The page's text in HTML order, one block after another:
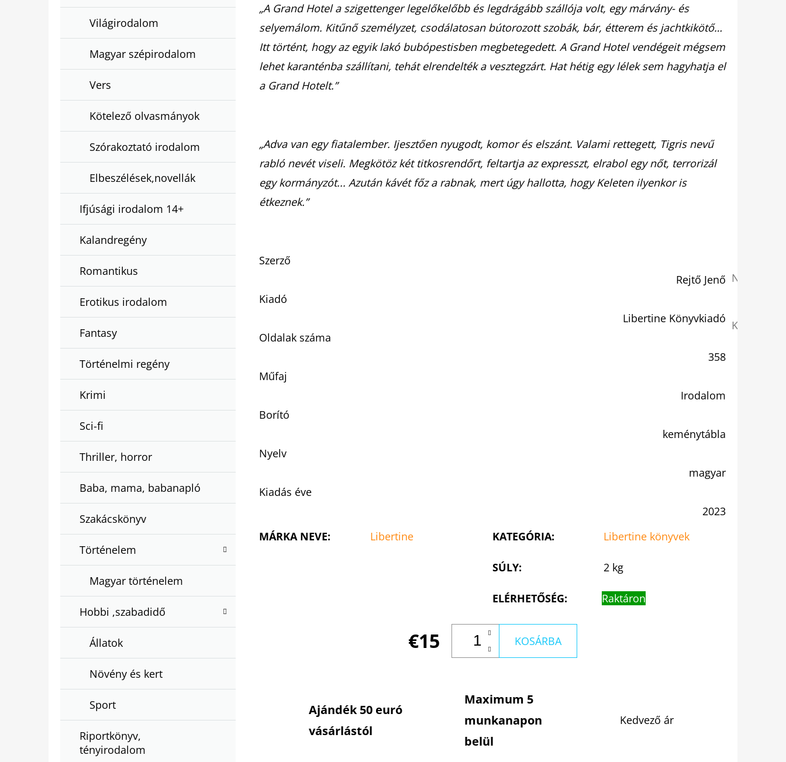
Világirodalom
Magyar szépirodalom
Vers
Kötelező olvasmányok
Szórakoztató irodalom
Elbeszélések,novellák
Ifjúsági irodalom 14+
Kalandregény
Romantikus
Erotikus irodalom
Fantasy
Történelmi regény
Krimi
Sci-fi
Thriller, horror
Baba, mama, babanapló
Szakácskönyv
Történelem
Magyar történelem
Hobbi ,szabadidő
Állatok
Növény és kert
Sport
Riportkönyv,
tényirodalom
„A Grand Hotel a szigettenger legelőkelőbb és legdrágább szállója volt, egy márvány- és
selyemálom. Kitűnő személyzet, csodálatosan bútorozott szobák, bár, étterem és jachtkikötő…
Itt történt, hogy az egyik lakó bubópestisben megbetegedett. A Grand Hotel vendégeit mégsem
lehet karanténba szállítani, tehát elrendelték a vesztegzárt. Hat hétig egy lélek sem hagyhatja el
a Grand Hotelt.”
„Adva van egy fiatalember. Ijesztően nyugodt, komor és elszánt. Valami rettegett, Tigris nevű
rabló nevét viseli. Megkötöz két titkosrendőrt, feltartja az expresszt, elrabol egy nőt, terrorizál
egy kormányzót... Azután kávét főz a rabnak, mert úgy hallotta, hogy Keleten ilyenkor is
étkeznek.”
Szerző
Rejtő Jenő
Kiadó
Libertine Könyvkiadó
Oldalak száma
358
Műfaj
Irodalom
Borító
keménytábla
Nyelv
magyar
Kiadás éve
2023
KÉRDÉS
MÁRKA NEVE: Libertine KATEGÓRIA: Libertine könyvek
SÚLY: 2 kg
ELÉRHETŐSÉG: Raktáron
€15 KOSÁRBA
Ajándék 50 euró
vásárlástól
Maximum 5
munkanapon
belül
Kedvező ár